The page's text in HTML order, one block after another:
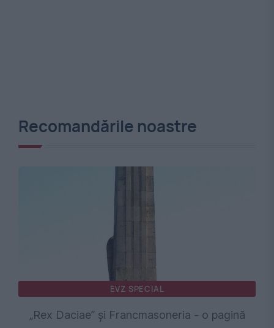
Recomandările noastre
EVZ SPECIAL
„Rex Daciae” și Francmasoneria - o pagină